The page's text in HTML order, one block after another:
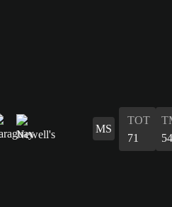
MS
TOT
71
54